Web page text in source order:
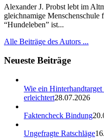
Alexander J. Probst lebt im
gleichnamige Menschenschule
“Hundeleben” ist...
Alle Beiträge des Autors ...
Neueste Beiträge
Wie ein
erleichtert28.07.2026
Faktencheck Bindung
Ungefragte Ratschläge